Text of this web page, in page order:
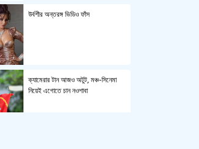
উর্বশীর অন্তরঙ্গ ভিডিও ফাঁস
ক্যামেরার টান আজও অটুট, মঞ্চ-সিনেমা
নিয়েই এগোতে চান নওশাবা